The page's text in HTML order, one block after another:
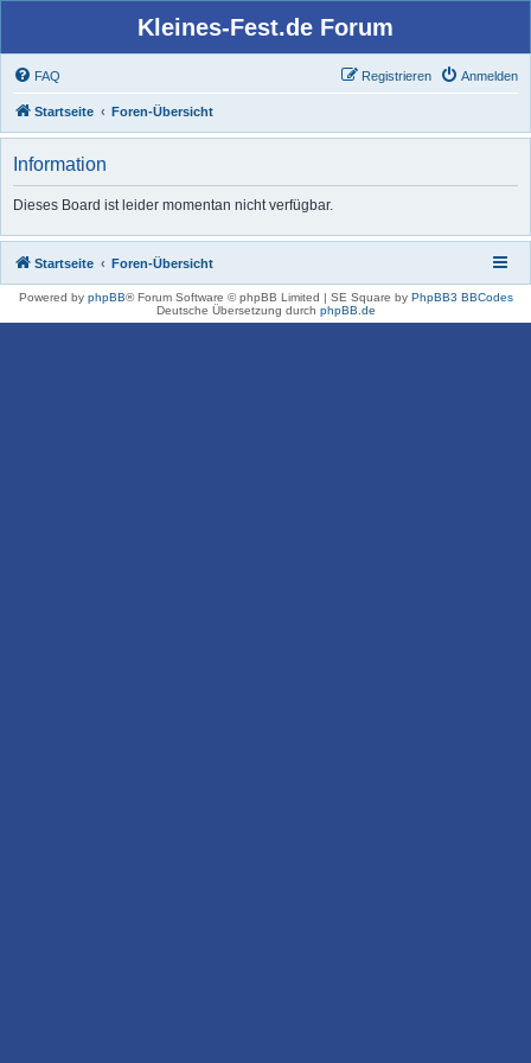
Kleines-Fest.de Forum
FAQ Anmelden
Registrieren
Startseite Foren-Übersicht
Information
Dieses Board ist leider momentan nicht verfügbar.
Startseite Foren-Übersicht
Powered by phpBB® Forum Software © phpBB Limited | SE Square by PhpBB3 BBCodes
Deutsche Übersetzung durch phpBB.de